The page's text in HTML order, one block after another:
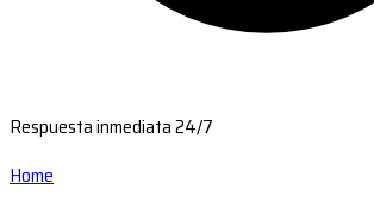
Respuesta inmediata 24/7
Home